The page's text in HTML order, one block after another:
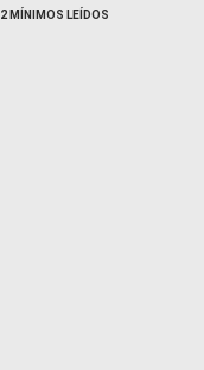
2 MÍNIMOS LEÍDOS